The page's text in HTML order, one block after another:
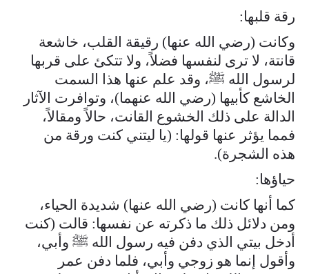
رقة قلبها:
وكانت (رضي الله عنها) رقيقة القلب، خاشعة
قانتة، لا ترى لنفسها فضلاً، ولا تتكئ على قربها
لرسول الله ﷺ، وقد علم عنها هذا السمت
الخاشع كأبيها (رضي الله عنهما)، وتوافرت الآثار
الدالة على ذلك الخشوع القانت، حالاً ومقالاً،
فمما يؤثر عنها قولها: (يا ليتني كنت ورقة من
هذه الشجرة).
حياؤها:
كما أنها كانت (رضي الله عنها) شديدة الحياء،
ومن دلائل ذلك ما ذكرته عن نفسها: قالت (كنت
أدخل بيتي الذي دفن فيه رسول الله ﷺ وأبي،
وأقول إنما هو زوجي وأبي، فلما دفن عمر